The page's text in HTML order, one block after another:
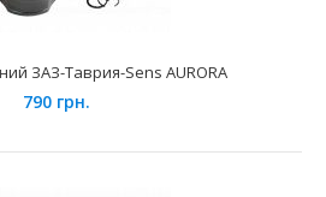
ЗАЗ-Таврия-Sens AURORA
790 грн.